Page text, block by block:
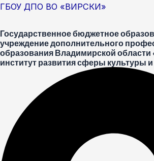
Перейти
содержимому
ГБОУ ДПО ВО «ВИРСКИ»
Государственное бюджетное
учреждение дополнительного
образования Владимирской
институт развития сферы культуры
Меню
Post